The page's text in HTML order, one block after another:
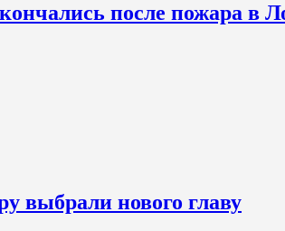
после пожара в
выбрали нового главу